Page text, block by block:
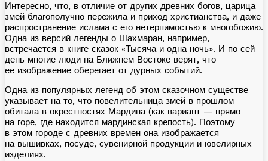
Интересно, что, в отличие от других древних богов, царица
змей благополучно пережила и приход христианства, и даже
распространение ислама с его нетерпимостью к многобожию.
Одна из версий легенды о Шахмаран, например,
встречается в книге сказок «Тысяча и одна ночь». И по сей
день многие люди на Ближнем Востоке верят, что
ее изображение оберегает от дурных событий.
Одна из популярных легенд об этом сказочном существе
указывает на то, что повелительница змей в прошлом
обитала в окрестностях Мардина (как вариант — прямо
на горе, где находится мардинская крепость). Поэтому
в этом городе с древних времен она изображается
на вышивках, посуде, сувенирной продукции и ювелирных
изделиях.